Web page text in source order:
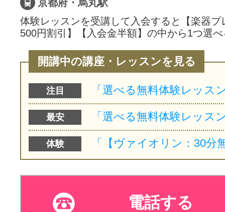
京都府・烏丸駅
体験レッスンを受講して入会すると【楽器プ
500円割引】【入会金半額】の中から1つ選
開講中の講座・レッスンを見る
注目
最安
体験
電話する